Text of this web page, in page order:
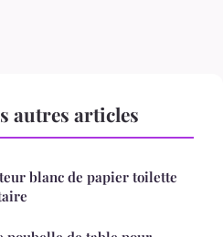
autres articles
blanc de papier toilette